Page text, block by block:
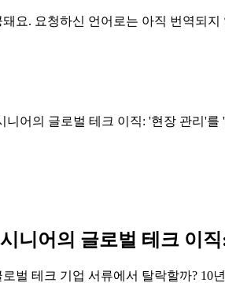
요. 요청하신 언어로는 아직 번역되지
니어의 글로벌 테크 이직: '현장 관리'
시니어의 글로벌 테크 이
벌 테크 기업 서류에서 탈락할까?